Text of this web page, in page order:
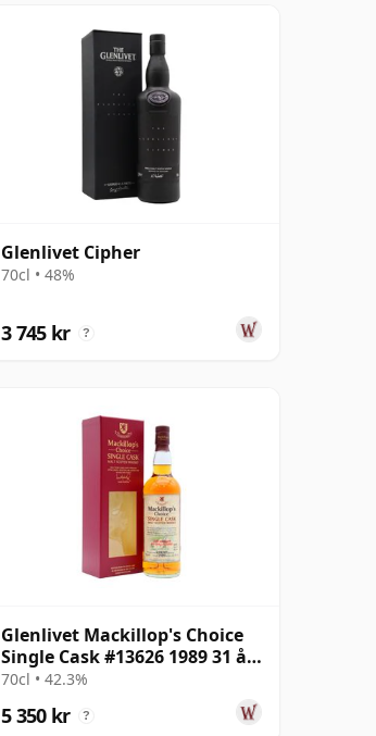
Glenlivet Cipher
70cl • 48%
3 745 kr ?
Glenlivet Mackillop's Choice
Single Cask #13626 1989 31 år
gammal
70cl • 42.3%
5 350 kr ?